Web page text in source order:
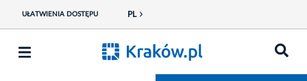
UŁATWIENIA DOSTĘPU PL